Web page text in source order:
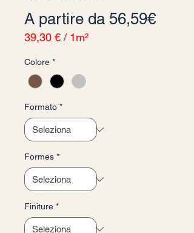
A partire da 56,59€
39,30 € / 1m²
ogni
1
Metro
quadrato
Colore *
Formato *
Formes *
Finiture *